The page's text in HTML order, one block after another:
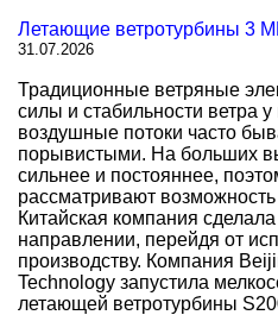
Летающие ветротурбины 3
31.07.2026
Традиционные ветряные
силы и стабильности ветра
воздушные потоки часто
порывистыми. На больших
сильнее и постояннее,
рассматривают
Китайская компания
направлении, перейдя от
производству. Компания
Technology запустила
летающей ветротурбины